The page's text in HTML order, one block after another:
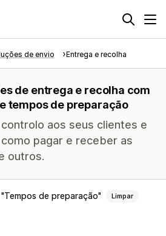
de envio Entrega e recolha
de entrega e recolha com
tempos de preparação
aos seus clientes e
pagar e receber as
outros.
Tempos de preparação Limpar